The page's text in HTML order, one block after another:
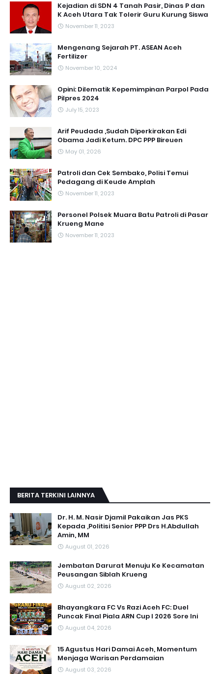
Kejadian di SDN 4 Tanah Pasir, Dinas P dan
K Aceh Utara Tak Tolerir Guru Kurung Siswa
November 11, 2023
Mengenang Sejarah PT. ASEAN Aceh
Fertilizer
November 10, 2024
Opini: Dilematik Kepemimpinan Parpol Pada
Pilpres 2024
July 15, 2023
Arif Peudada ,Sudah Diperkirakan Edi
Obama Jadi Ketum. DPC PPP Bireuen
May 01, 2026
Patroli dan Cek Sembako, Polisi Temui
Pedagang di Keude Amplah
November 11, 2023
Personel Polsek Muara Batu Patroli di Pasar
Krueng Mane
November 11, 2023
BERITA TERKINI LAINNYA
Dr. H. M. Nasir Djamil Pakaikan Jas PKS
Kepada ,Politisi Senior PPP Drs H.Abdullah
Amin, MM
August 01, 2026
Jembatan Darurat Menuju Ke Kecamatan
Peusangan Siblah Krueng
August 02, 2026
Bhayangkara FC Vs Razi Aceh FC: Duel
Puncak Final Piala ARN Cup I 2026 Sore Ini
August 04, 2026
15 Agustus Hari Damai Aceh, Momentum
Menjaga Warisan Perdamaian
August 03, 2026